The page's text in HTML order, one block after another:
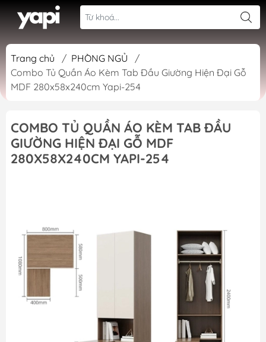
Trang chủ / PHÒNG NGỦ
/
Combo Tủ Quần Áo Kèm Tab Đầu Giường Hiện Đại Gỗ
MDF 280x58x240cm Yapi-254
COMBO TỦ QUẦN ÁO KÈM TAB ĐẦU
GIƯỜNG HIỆN ĐẠI GỖ MDF
280X58X240CM YAPI-254